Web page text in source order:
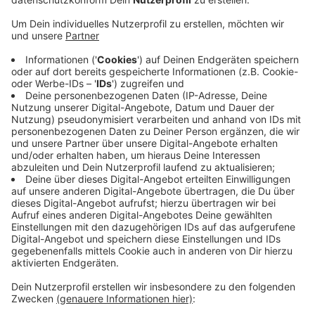
Hitdorf hat in den vergangenen Jahren eine Dynamik
entwickelt – dementsprechend muss auch die
Infrastruktur mitwachsen, heißt es von der Hitdorfer
CDU. Sie hat die Menschen in Hitdorf aufgerufen,
online ihre Meinung und Vorschläge einzubringen. Eine
Idee ist beispielsweise die Ring- und Hitdorfer Straße
jeweils zur Einbahnstraße zu machen. Der frei
werdende Platz könnte dann Fahrradfahrern zu Gute
kommen.
Anzeige